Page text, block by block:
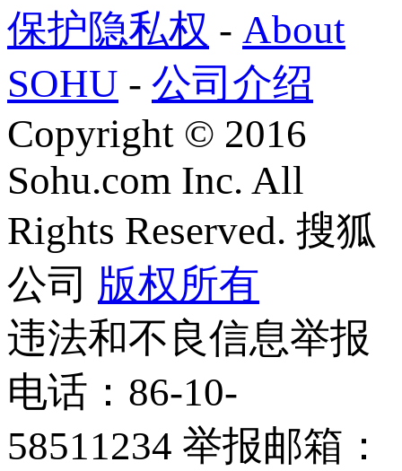
保护隐私权 - About
SOHU - 公司介绍
Copyright © 2016
Sohu.com Inc. All
Rights Reserved. 搜狐
公司 版权所有
违法和不良信息举报
电话：86-10-
58511234 举报邮箱：